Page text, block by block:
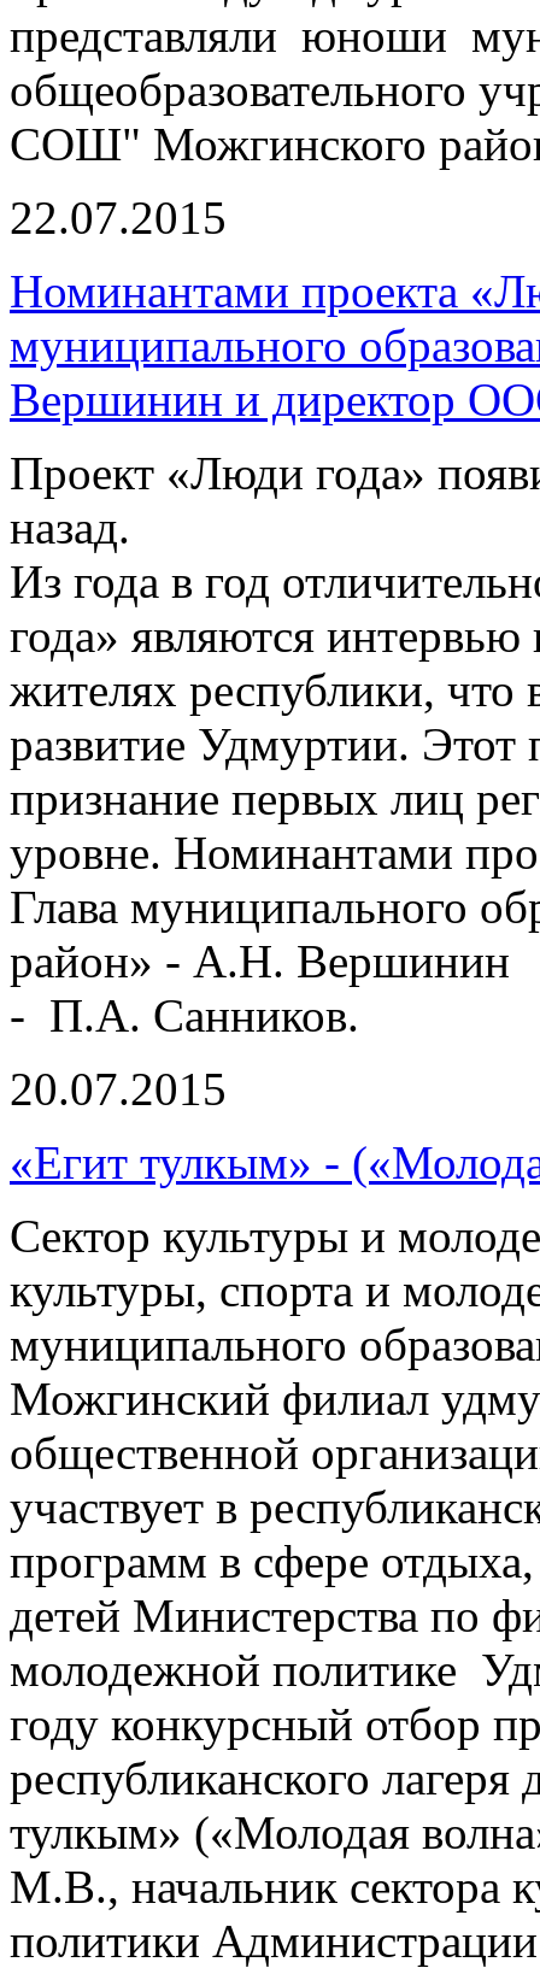
представляли юноши
общеобразовательного
СОШ" Можгинского
22.07.2015
Номинантами проекта
муниципального
Вершинин и директор
Проект «Люди года»
назад.
Из года в год
года» являются
жителях республики, что
развитие Удмуртии. Этот
признание первых лиц
уровне. Номинантами
Глава муниципального
район» - А.Н. Вершинин
- П.А. Санников.
20.07.2015
«Егит тулкым» -
Сектор культуры и
культуры, спорта и
муниципального
Можгинский филиал
общественной
участвует в
программ в сфере
детей Министерства по
молодежной политике
году конкурсный отбор
республиканского
тулкым» («Молодая
М.В., начальник сектора
политики